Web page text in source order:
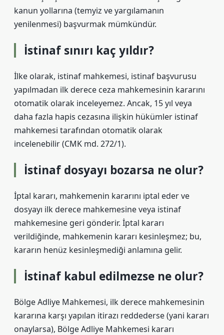
kanun yollarına (temyiz ve yargılamanın
yenilenmesi) başvurmak mümkündür.
İstinaf sınırı kaç yıldır?
İlke olarak, istinaf mahkemesi, istinaf başvurusu
yapılmadan ilk derece ceza mahkemesinin kararını
otomatik olarak inceleyemez. Ancak, 15 yıl veya
daha fazla hapis cezasına ilişkin hükümler istinaf
mahkemesi tarafından otomatik olarak
incelenebilir (CMK md. 272/1).
İstinaf dosyayı bozarsa ne olur?
İptal kararı, mahkemenin kararını iptal eder ve
dosyayı ilk derece mahkemesine veya istinaf
mahkemesine geri gönderir. İptal kararı
verildiğinde, mahkemenin kararı kesinleşmez; bu,
kararın henüz kesinleşmediği anlamına gelir.
İstinaf kabul edilmezse ne olur?
Bölge Adliye Mahkemesi, ilk derece mahkemesinin
kararına karşı yapılan itirazı reddederse (yani kararı
onaylarsa), Bölge Adliye Mahkemesi kararı